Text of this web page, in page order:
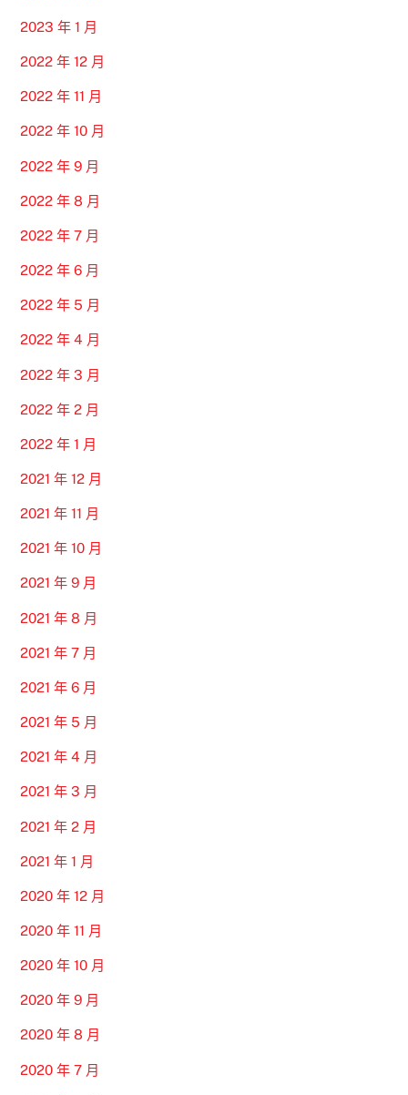
2023 年 1 月
2022 年 12 月
2022 年 11 月
2022 年 10 月
2022 年 9 月
2022 年 8 月
2022 年 7 月
2022 年 6 月
2022 年 5 月
2022 年 4 月
2022 年 3 月
2022 年 2 月
2022 年 1 月
2021 年 12 月
2021 年 11 月
2021 年 10 月
2021 年 9 月
2021 年 8 月
2021 年 7 月
2021 年 6 月
2021 年 5 月
2021 年 4 月
2021 年 3 月
2021 年 2 月
2021 年 1 月
2020 年 12 月
2020 年 11 月
2020 年 10 月
2020 年 9 月
2020 年 8 月
2020 年 7 月